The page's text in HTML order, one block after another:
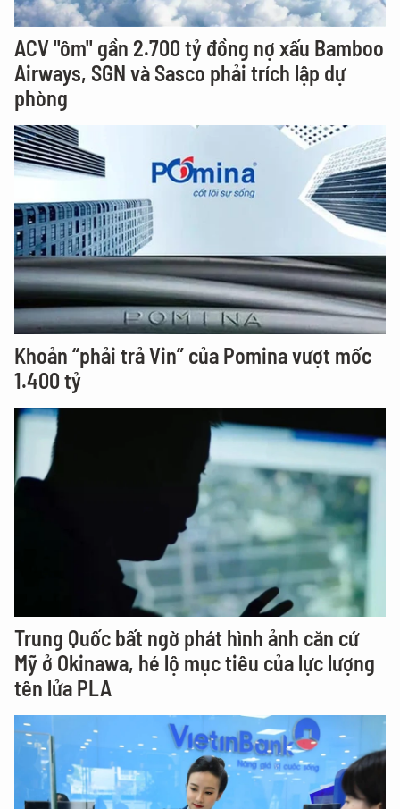
ACV "ôm" gần 2.700 tỷ đồng nợ xấu Bamboo
Airways, SGN và Sasco phải trích lập dự
phòng
Khoản “phải trả Vin” của Pomina vượt mốc
1.400 tỷ
Trung Quốc bất ngờ phát hình ảnh căn cứ
Mỹ ở Okinawa, hé lộ mục tiêu của lực lượng
tên lửa PLA